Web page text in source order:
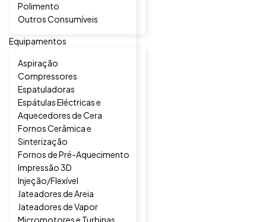
Polimento
Outros Consumíveis
Equipamentos
Aspiração
Compressores
Espatuladoras
Espátulas Eléctricas e
Aquecedores de Cera
Fornos Cerâmica e
Sinterização
Fornos de Pré-Aquecimento
Impressão 3D
Injeção/Flexível
Jateadores de Areia
Jateadores de Vapor
Micromotores e Turbinas